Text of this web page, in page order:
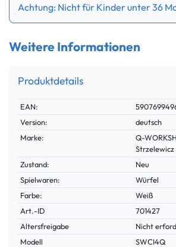
Achtung: Nicht für Kinder unter 36
Weitere Informationen
Produktdetails
Technisches
Merkmal
Wert
EAN:
Version:
deutsch
Marke:
Q-
Strzelewicz
Zustand:
Neu
Spielwaren:
Würfel
Farbe:
Weiß
Technisches
Merkmal
Wert
Art.-ID
701427
Altersfreigabe
Nicht
Modell
SWCI4Q